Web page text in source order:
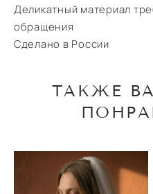
Деликатный материал
обращения
Сделано в России
ТАКЖЕ